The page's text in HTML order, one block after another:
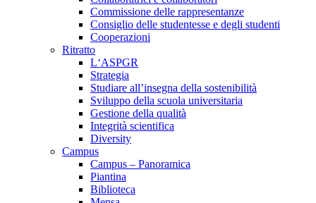
Commissione delle rappresentanze
Consiglio delle studentesse e degli studenti
Cooperazioni
Ritratto
L‘ASPGR
Strategia
Studiare all’insegna della sostenibilità
Sviluppo della scuola universitaria
Gestione della qualità
Integrità scientifica
Diversity
Campus
Campus – Panoramica
Piantina
Biblioteca